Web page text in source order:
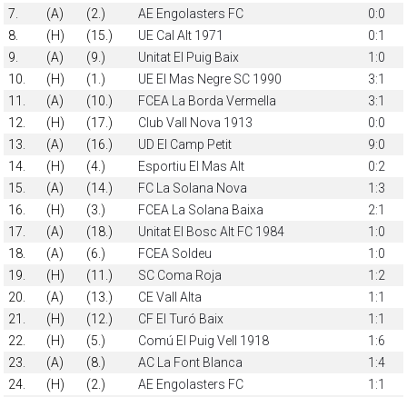
7.
(A) (2.) AE Engolasters FC
0:0
8.
(H) (15.) UE Cal Alt 1971
0:1
9.
(A) (9.) Unitat El Puig Baix
1:0
10.
(H) (1.) UE El Mas Negre SC 1990
3:1
11.
(A) (10.) FCEA La Borda Vermella
3:1
12.
(H) (17.) Club Vall Nova 1913
0:0
13.
(A) (16.) UD El Camp Petit
9:0
14.
(H) (4.) Esportiu El Mas Alt
0:2
15.
(A) (14.) FC La Solana Nova
1:3
16.
(H) (3.) FCEA La Solana Baixa
2:1
17.
(A) (18.) Unitat El Bosc Alt FC 1984
1:0
18.
(A) (6.) FCEA Soldeu
1:0
19.
(H) (11.) SC Coma Roja
1:2
20.
(A) (13.) CE Vall Alta
1:1
21.
(H) (12.) CF El Turó Baix
1:1
22.
(H) (5.) Comú El Puig Vell 1918
1:6
23.
(A) (8.) AC La Font Blanca
1:4
24.
(H) (2.) AE Engolasters FC
1:1